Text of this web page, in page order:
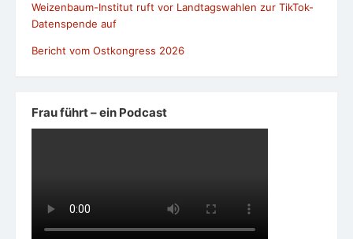
Weizenbaum-Institut ruft vor Landtagswahlen zur TikTok-
Datenspende auf
Bericht vom Ostkongress 2026
Frau führt – ein Podcast